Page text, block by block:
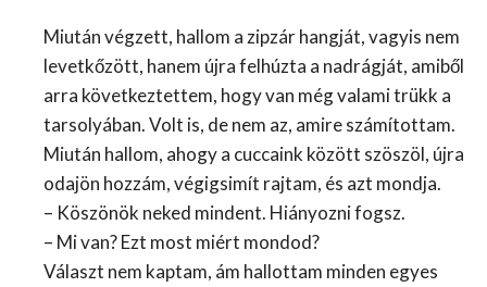
Miután végzett, hallom a zipzár hangját, vagyis nem
levetkőzött, hanem újra felhúzta a nadrágját, amiből
arra következtettem, hogy van még valami trükk a
tarsolyában. Volt is, de nem az, amire számítottam.
Miután hallom, ahogy a cuccaink között szöszöl, újra
odajön hozzám, végigsimít rajtam, és azt mondja.
– Köszönök neked mindent. Hiányozni fogsz.
– Mi van? Ezt most miért mondod?
Választ nem kaptam, ám hallottam minden egyes